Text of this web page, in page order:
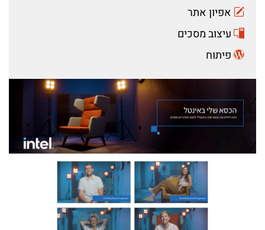
אפיון אתר
עיצוב מסכים
פיתוח